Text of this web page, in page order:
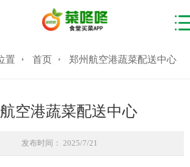
置 首页 郑州航空港蔬菜配送中心
空港蔬菜配送中心
发布时间： 2025/7/21